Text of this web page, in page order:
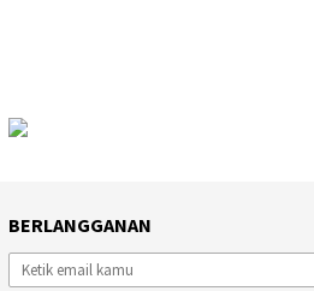
BERLANGGANAN